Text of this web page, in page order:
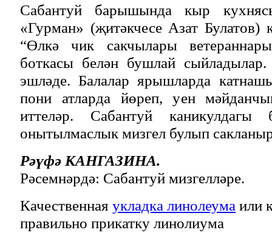
Сабантуй барышында кыр
«Гурман» (җитәкчесе Азат Булатов)
“Өлкә чик сакчылары
боткасы белән бушлай
эшләде. Балалар ярышларда
пони атларда йөреп, уен
иттеләр. Сабантуй каникулдагы
онытылмаслык мизгел булып
Рәүфә КАНГАЗИНА.
Рәсемнәрдә: Сабантуй мизгелләре.
Качественная укладка линолеума или
правильно прикатку линолиума